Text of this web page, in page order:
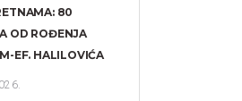
80
OD ROĐENJA
EF. HALILOVIĆA